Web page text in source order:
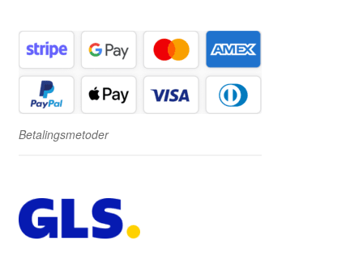
Betalingsmetoder